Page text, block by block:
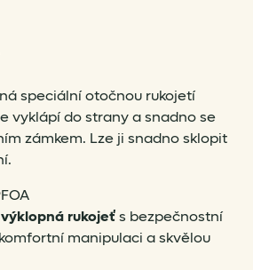
speciální otočnou rukojetí
vyklápí do strany a snadno se
zámkem. Lze ji snadno sklopit
rukojeťs bezpečnostní
manipulaci a skvělou